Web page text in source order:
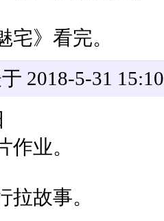
宅》看完。
2018-5-31 15:10
业。
拉故事。